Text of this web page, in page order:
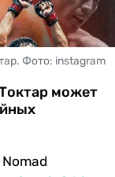
Фото: instagram
может